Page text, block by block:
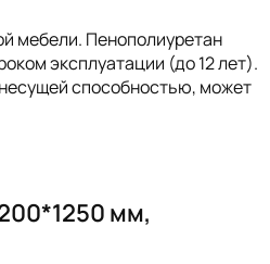
мебели. Пенополиуретан
эксплуатации (до 12 лет).
способностью, может
мм,